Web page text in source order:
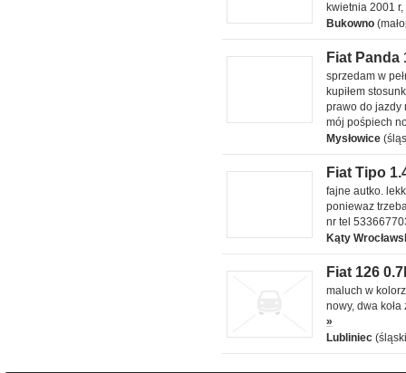
kwietnia 2001
Bukowno
Fiat Panda
sprzedam w
kupiłem
prawo do jazdy
mój pośpiech
Mysłowice
Fiat Tipo
fajne autko.
poniewaz
nr tel
Kąty
Fiat 126 0.7l
maluch w
nowy, dwa
»
Lubliniec